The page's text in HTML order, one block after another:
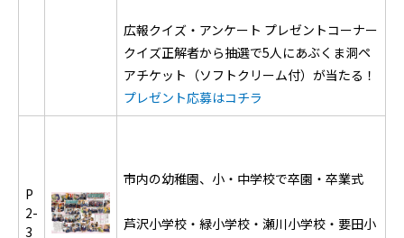
広報クイズ・アンケート プレゼントコーナー
クイズ正解者から抽選で5人にあぶくま洞ペ
アチケット（ソフトクリーム付）が当たる！
プレゼント応募はコチラ
P
2-
3
市内の幼稚園、小・中学校で卒園・卒業式
芦沢小学校・緑小学校・瀬川小学校・要田小